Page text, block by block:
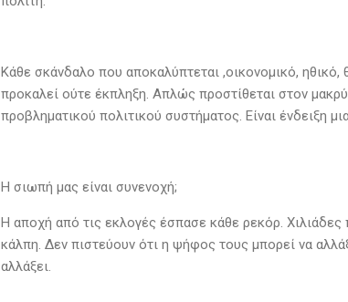
Κάθε σκάνδαλο που αποκαλύπτεται ,οικονομικό,
προκαλεί ούτε έκπληξη. Απλώς προστίθεται στον
προβληματικού πολιτικού συστήματος. Είναι ένδειξη
Η σιωπή μας είναι συνενοχή;
Η αποχή από τις εκλογές έσπασε κάθε ρεκόρ. Χιλιάδες
κάλπη. Δεν πιστεύουν ότι η ψήφος τους μπορεί να
αλλάξει.